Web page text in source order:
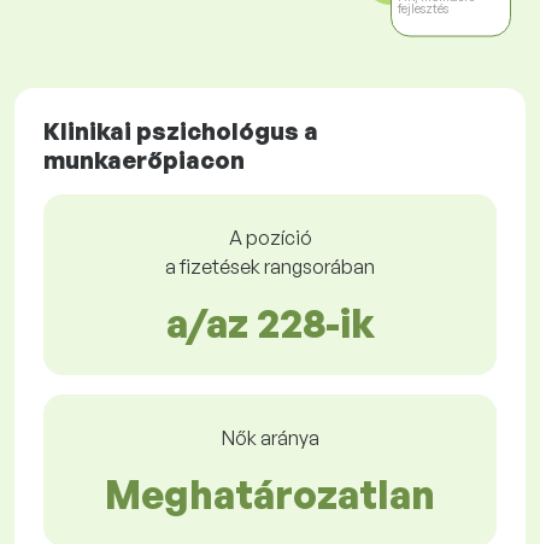
fejlesztés
Klinikai pszichológus a
munkaerőpiacon
A pozíció
a fizetések rangsorában
a/az 228-ik
Nők aránya
Meghatározatlan